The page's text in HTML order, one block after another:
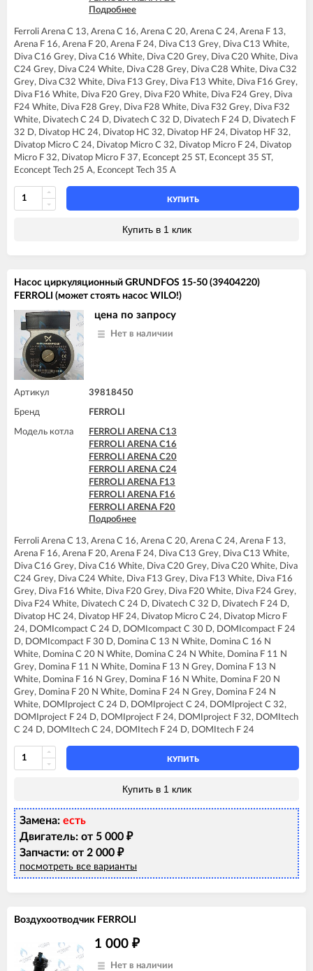
FERROLI ARENA F24
FERROLI BLUEHELIX TECH 25C
FERROLI BLUEHELIX TECH 35 A
FERROLI BLUEHELIX TECH 35C
FERROLI DIVA C13
FERROLI DIVA C16
FERROLI DIVA C20
FERROLI DIVA C24
FERROLI DIVA C28
FERROLI DIVA C32
FERROLI DIVA F13
FERROLI DIVA F16
FERROLI DIVA F20
FERROLI DIVA F24
FERROLI DIVA F32
FERROLI DIVA F37
FERROLI DIVAproject F24
FERROLI DIVAtop F32
FERROLI DIVAtop F37
FERROLI DIVAtop HC24
FERROLI DIVAtop HF24
FERROLI DIVAtop Low Nox F32
FERROLI DIVAtop micro C32
FERROLI DIVAtop micro F24
FERROLI DIVAtop micro F32
FERROLI DIVAtop micro F37
FERROLI DIVAtop micro LN C24
FERROLI DIVAtop micro LN C32
FERROLI DIVAtop micro LN F24
FERROLI DIVAtop micro LN F32
FERROLI DIVAtop ST C24
FERROLI DIVAtop ST C32
FERROLI DIVAtop ST F24
FERROLI DIVAtop ST F32
Подробнее
Ferroli Arena C 13, Arena C 16, Arena C 20, Arena C 24, Arena F 13,
Arena F 16, Arena F 20, Arena F 24, Diva C13 Grey, Diva C13 White,
Diva C16 Grey, Diva C16 White, Diva C20 Grey, Diva C20 White, Diva
C24 Grey, Diva C24 White, Diva C28 Grey, Diva C28 White, Diva C32
Grey, Diva C32 White, Diva F13 Grey, Diva F13 White, Diva F16 Grey,
Diva F16 White, Diva F20 Grey, Diva F20 White, Diva F24 Grey, Diva
F24 White, Diva F28 Grey, Diva F28 White, Diva F32 Grey, Diva F32
White, Divatech C 24 D, Divatech C 32 D, Divatech F 24 D, Divatech F
32 D, Divatop HC 24, Divatop HC 32, Divatop HF 24, Divatop HF 32,
Divatop Micro C 24, Divatop Micro C 32, Divatop Micro F 24, Divatop
Micro F 32, Divatop Micro F 37, Econcept 25 ST, Econcept 35 ST,
Econcept Tech 25 A, Econcept Tech 35 A
КУПИТЬ
Купить в 1 клик
Насос циркуляционный GRUNDFOS 15-50 (39404220)
FERROLI (может стоять насос WILO!)
цена по запросу
Нет в наличии
Артикул 39818450
Бренд FERROLI
Модель котла
FERROLI ARENA C13
FERROLI ARENA C16
FERROLI ARENA C20
FERROLI ARENA C24
FERROLI ARENA F13
FERROLI ARENA F16
FERROLI ARENA F20
FERROLI ARENA F24
FERROLI BLUEHELIX TECH 25 A
FERROLI BLUEHELIX TECH 25C
FERROLI DIVA C13
FERROLI DIVA C16
FERROLI DIVA C20
FERROLI DIVA C24
FERROLI DIVA F13
FERROLI DIVA F16
FERROLI DIVA F20
FERROLI DIVA F24
FERROLI DIVAtop C24
FERROLI DIVAtop F24
FERROLI DIVAtop HC24
FERROLI DIVAtop HF24
FERROLI DIVAtop Low Nox C24
FERROLI DIVAtop Low Nox F24
FERROLI DIVAtop micro C24
FERROLI DIVAtop micro F24
FERROLI DIVAtop micro LN C24
FERROLI DIVAtop micro LN F24
FERROLI DIVAtop ST C24
FERROLI DIVAtop ST F24
FERROLI DOMIcompact C30
FERROLI DOMIcompact C30 D
FERROLI DOMIcompact F24
FERROLI DOMIcompact F24 B
FERROLI DOMINA C13 N
FERROLI DOMINA C16 N
FERROLI DOMINA C20 N
FERROLI DOMINA C24 N
Подробнее
Ferroli Arena C 13, Arena C 16, Arena C 20, Arena C 24, Arena F 13,
Arena F 16, Arena F 20, Arena F 24, Diva C13 Grey, Diva C13 White,
Diva C16 Grey, Diva C16 White, Diva C20 Grey, Diva C20 White, Diva
C24 Grey, Diva C24 White, Diva F13 Grey, Diva F13 White, Diva F16
Grey, Diva F16 White, Diva F20 Grey, Diva F20 White, Diva F24 Grey,
Diva F24 White, Divatech C 24 D, Divatech C 32 D, Divatech F 24 D,
Divatop HC 24, Divatop HF 24, Divatop Micro C 24, Divatop Micro F
24, DOMIcompact C 24 D, DOMIcompact C 30 D, DOMIcompact F 24
D, DOMIcompact F 30 D, Domina C 13 N White, Domina C 16 N
White, Domina C 20 N White, Domina C 24 N White, Domina F 11 N
Grey, Domina F 11 N White, Domina F 13 N Grey, Domina F 13 N
White, Domina F 16 N Grey, Domina F 16 N White, Domina F 20 N
Grey, Domina F 20 N White, Domina F 24 N Grey, Domina F 24 N
White, DOMIproject C 24 D, DOMIproject C 24, DOMIproject C 32,
DOMIproject F 24 D, DOMIproject F 24, DOMIproject F 32, DOMItech
C 24 D, DOMItech C 24, DOMItech F 24 D, DOMItech F 24
КУПИТЬ
Купить в 1 клик
Замена: есть
Двигатель: от 5 000 ₽
Запчасти: от 2 000 ₽
посмотреть все варианты
Воздухоотводчик FERROLI
1 000 ₽
Нет в наличии